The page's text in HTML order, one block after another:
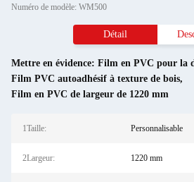
Numéro de modèle: WM500
Détail
Mettre en évidence: Film en PVC pour la
Film PVC autoadhésif à texture de bois,
Film en PVC de largeur de 1220 mm
1Taille: Personnalisable
2Largeur: 1220 mm